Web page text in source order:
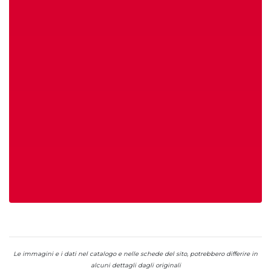
Le immagini e i dati nel catalogo e nelle schede del sito, potrebbero differire in
alcuni dettagli dagli originali